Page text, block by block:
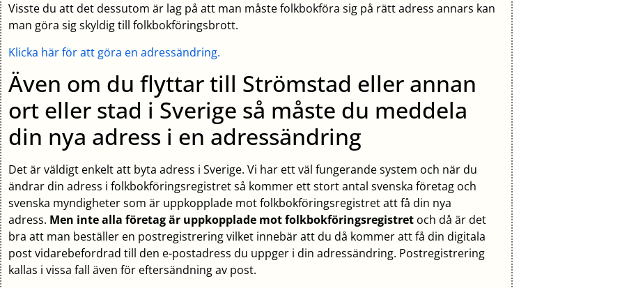
Visste du att det dessutom är lag på att man måste folkbokföra sig på rätt adress annars kan
man göra sig skyldig till folkbokföringsbrott.
Klicka här för att göra en adressändring.
Även om du flyttar till Strömstad eller annan
ort eller stad i Sverige så måste du meddela
din nya adress i en adressändring
Det är väldigt enkelt att byta adress i Sverige. Vi har ett väl fungerande system och när du
ändrar din adress i folkbokföringsregistret så kommer ett stort antal svenska företag och
svenska myndigheter som är uppkopplade mot folkbokföringsregistret att få din nya
adress. Men inte alla företag är uppkopplade mot folkbokföringsregistret och då är det
bra att man beställer en postregistrering vilket innebär att du då kommer att få din digitala
post vidarebefordrad till den e-postadress du uppger i din adressändring. Postregistrering
kallas i vissa fall även för eftersändning av post.